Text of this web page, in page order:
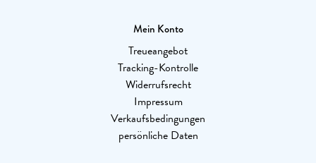
Mein Konto
Treueangebot
Tracking-Kontrolle
Widerrufsrecht
Impressum
Verkaufsbedingungen
persönliche Daten